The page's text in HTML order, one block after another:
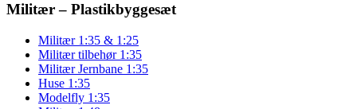
Militær – Plastikbyggesæt
Militær 1:35 & 1:25
Militær tilbehør 1:35
Militær Jernbane 1:35
Huse 1:35
Modelfly 1:35